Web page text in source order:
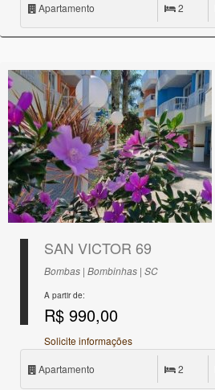
Apartamento 2
SAN VICTOR 69
Bombas | Bombinhas | SC
A partir de:
R$ 990,00
Solicite informações
Apartamento 2